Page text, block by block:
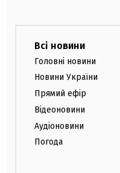
Всі новини
Головні новини
Новини України
Прямий ефір
Відеоновини
Аудіоновини
Погода